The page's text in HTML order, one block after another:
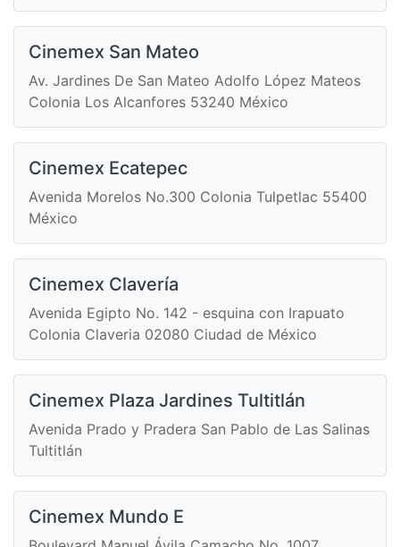
Cinemex San Mateo
Av. Jardines De San Mateo Adolfo López Mateos
Colonia Los Alcanfores 53240 México
Cinemex Ecatepec
Avenida Morelos No.300 Colonia Tulpetlac 55400
México
Cinemex Clavería
Avenida Egipto No. 142 - esquina con Irapuato
Colonia Claveria 02080 Ciudad de México
Cinemex Plaza Jardines Tultitlán
Avenida Prado y Pradera San Pablo de Las Salinas
Tultitlán
Cinemex Mundo E